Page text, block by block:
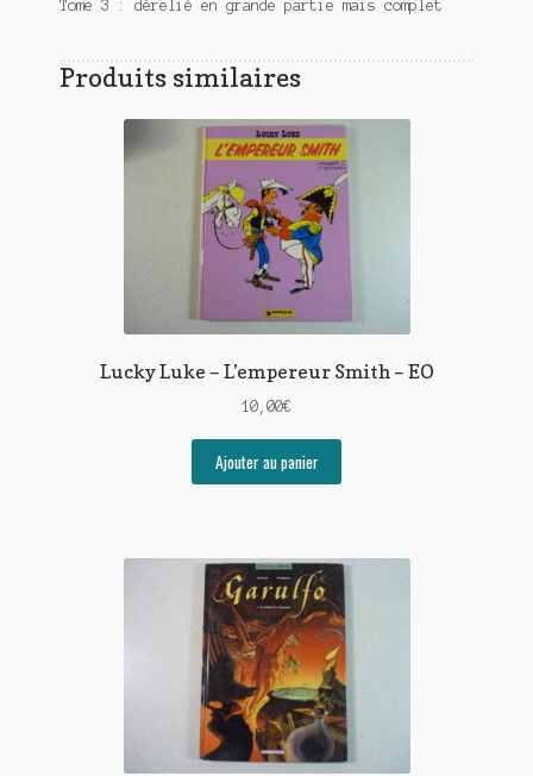
Tome 3 : dérelié en grande partie mais complet
Produits similaires
Lucky Luke – L’empereur Smith – EO
10,00€
Ajouter au panier